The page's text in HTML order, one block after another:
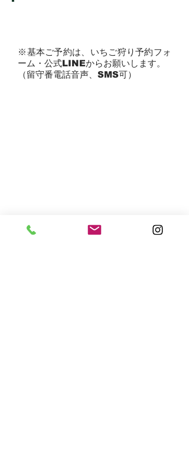
​※基本ご予約は、いちご狩り予約フォ
ーム・公式LINEからお願いします。
​（留守番電話音声、SMS可）